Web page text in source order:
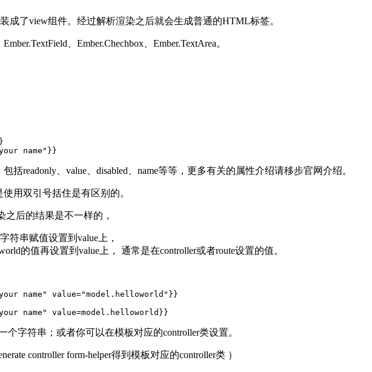
成了view组件。经过解析渲染之后就会生成普通的HTML标签。
、Ember.Chechbox、Ember.TextArea。
括readonly、value、disabled、name等等，更多有关的属性介绍请移步官网介绍。
用双引号括住是有区别的。
之后的结果是不一样的，
符串赋值设置到value上，
的值再设置到value上， 通常是在controller或者route设置的值。
name" value="model.helloworld"}}
个字符串；或者你可以在模板对应的controller类设置。
controller form-helper得到模板对应的controller类 ）